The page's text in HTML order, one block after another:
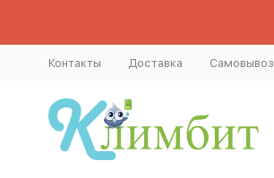
Контакты Доставка Самовывоз